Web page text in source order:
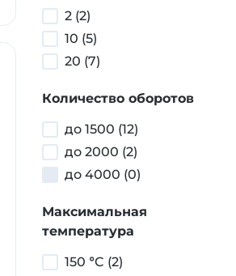
2 (2)
10 (5)
20 (7)
Количество оборотов
до 1500 (12)
до 2000 (2)
до 4000 (0)
Максимальная
температура
150 °C (2)